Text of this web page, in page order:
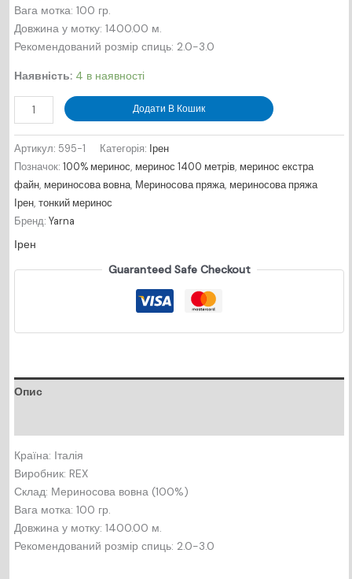
Вага мотка: 100 гр.
Довжина у мотку: 1400.00 м.
Рекомендований розмір спиць: 2.0-3.0
Наявність: 4 в наявності
Меринос
Ірен
№
595
темно
-
зелений
кількість
Додати В Кошик
Артикул: 595-1 Категорія: Ірен
Позначок: 100% меринос, меринос 1400 метрів, меринос екстра
файн, мериносова вовна, Мериносова пряжа, мериносова пряжа
Ірен, тонкий меринос
Бренд: Yarna
Ірен
Guaranteed Safe Checkout
Опис
Країна: Італія
Виробник: REX
Склад: Мериносова вовна (100%)
Вага мотка: 100 гр.
Довжина у мотку: 1400.00 м.
Рекомендований розмір спиць: 2.0-3.0